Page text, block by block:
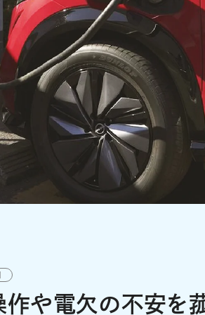
作や電欠の不安を